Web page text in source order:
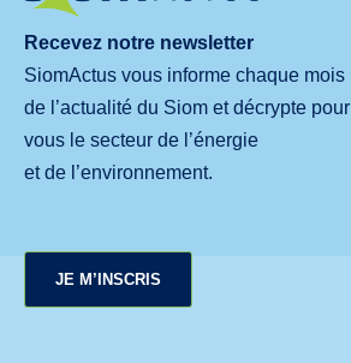
Recevez notre newsletter
SiomActus vous informe chaque mois
de l’actualité du Siom et décrypte pour
vous le secteur de l’énergie
et de l’environnement.
JE M’INSCRIS